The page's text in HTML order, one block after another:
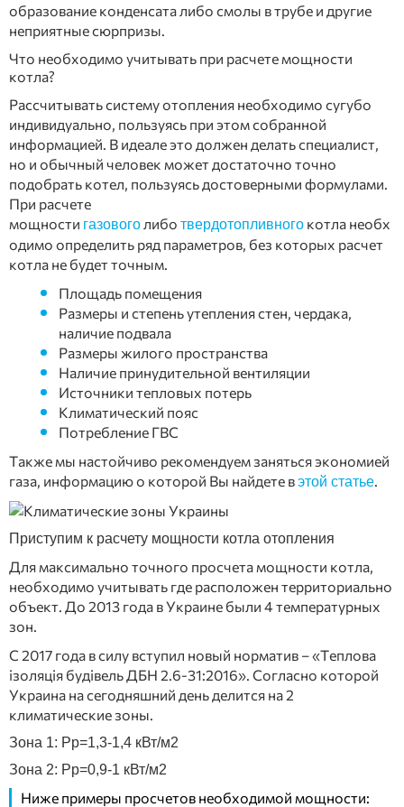
образование конденсата либо смолы в трубе и другие
неприятные сюрпризы.
Что необходимо учитывать при расчете мощности
котла?
Рассчитывать систему отопления необходимо сугубо
индивидуально, пользуясь при этом собранной
информацией. В идеале это должен делать специалист,
но и обычный человек может достаточно точно
подобрать котел, пользуясь достоверными формулами.
При расчете
мощности газового либо твердотопливного котла необх
одимо определить ряд параметров, без которых расчет
котла не будет точным.
Площадь помещения
Размеры и степень утепления стен, чердака,
наличие подвала
Размеры жилого пространства
Наличие принудительной вентиляции
Источники тепловых потерь
Климатический пояс
Потребление ГВС
Также мы настойчиво рекомендуем заняться экономией
газа, информацию о которой Вы найдете вэтой статье.
Приступим к расчету мощности котла отопления
Для максимально точного просчета мощности котла,
необходимо учитывать где расположен территориально
объект. До 2013 года в Украине были 4 температурных
зон.
C 2017 года в силу вступил новый норматив – «Теплова
ізоляція будівель ДБН 2.6-31:2016». Согласно которой
Украина на сегодняшний день делится на 2
климатические зоны.
Зона 1: Pр=1,3-1,4 кВт/м2
Зона 2: Pр=0,9-1 кВт/м2
Ниже примеры просчетов необходимой мощности: